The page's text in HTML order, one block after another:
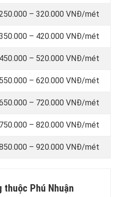
– 320.000 VNĐ/mét
– 420.000 VNĐ/mét
– 520.000 VNĐ/mét
– 620.000 VNĐ/mét
– 720.000 VNĐ/mét
– 820.000 VNĐ/mét
– 920.000 VNĐ/mét
Phú Nhuận